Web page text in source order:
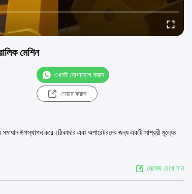
মেশিন
এখনই যোগাযোগ করুন
শেয়ার করুন
উপস্থাপন করে।ঠিকাদার এবং অপারেটরদের জন্য একটি সাশ্রয়ী মূল্যের
মেসেজ রেখে যান